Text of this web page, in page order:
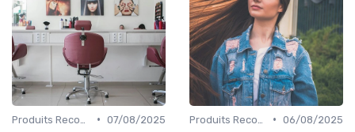
• 07/08/2025
• 06/08/2025